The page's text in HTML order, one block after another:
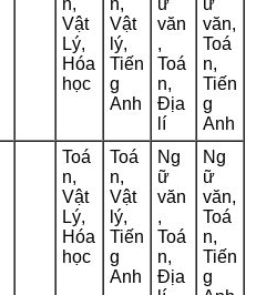
n,
Vật
Lý,
Hóa
học
n,
Vật
lý,
Tiến
g
Anh
ữ
văn
,
Toá
n,
Địa
lí
ữ
văn,
Toá
n,
Tiến
g
Anh
Toá
n,
Vật
Lý,
Hóa
học
Toá
n,
Vật
lý,
Tiến
g
Anh
Ng
ữ
văn
,
Toá
n,
Địa
Ng
ữ
văn,
Toá
n,
Tiến
g